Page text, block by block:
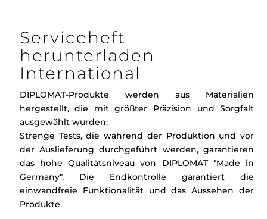
Serviceheft
herunterladen
International
DIPLOMAT-Produkte werden aus Materialien
hergestellt, die mit größter Präzision und Sorgfalt
ausgewählt wurden.
Strenge Tests, die während der Produktion und vor
der Auslieferung durchgeführt werden, garantieren
das hohe Qualitätsniveau von DIPLOMAT "Made in
Germany". Die Endkontrolle garantiert die
einwandfreie Funktionalität und das Aussehen der
Produkte.